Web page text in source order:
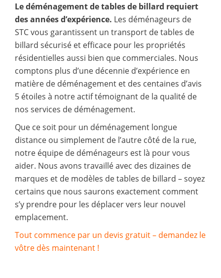
Le déménagement de tables de billard requiert
des années d’expérience. Les déménageurs de
STC vous garantissent un transport de tables de
billard sécurisé et efficace pour les propriétés
résidentielles aussi bien que commerciales. Nous
comptons plus d’une décennie d’expérience en
matière de déménagement et des centaines d’avis
5 étoiles à notre actif témoignant de la qualité de
nos services de déménagement.
Que ce soit pour un déménagement longue
distance ou simplement de l’autre côté de la rue,
notre équipe de déménageurs est là pour vous
aider. Nous avons travaillé avec des dizaines de
marques et de modèles de tables de billard – soyez
certains que nous saurons exactement comment
s’y prendre pour les déplacer vers leur nouvel
emplacement.
Tout commence par un devis gratuit – demandez le
vôtre dès maintenant !